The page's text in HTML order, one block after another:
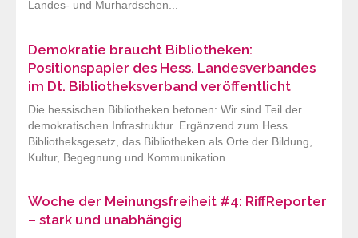
Landes- und Murhardschen...
Demokratie braucht Bibliotheken:
Positionspapier des Hess. Landesverbandes
im Dt. Bibliotheksverband veröffentlicht
Die hessischen Bibliotheken betonen: Wir sind Teil der
demokratischen Infrastruktur. Ergänzend zum Hess.
Bibliotheksgesetz, das Bibliotheken als Orte der Bildung,
Kultur, Begegnung und Kommunikation...
Woche der Meinungsfreiheit #4: RiffReporter
– stark und unabhängig